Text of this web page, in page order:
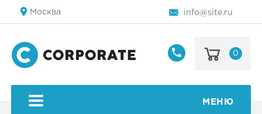
Москва info@site.ru
8
123-
0
МЕНЮ